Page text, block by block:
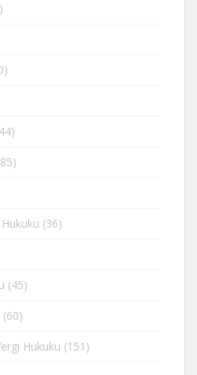
(36)
(45)
(60)
Hukuku (151)